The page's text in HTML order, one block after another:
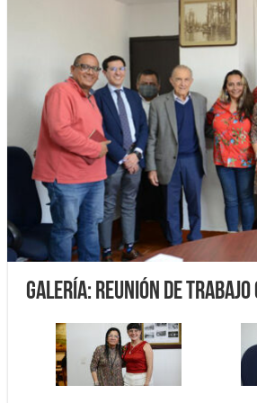
Galería: Reunión de